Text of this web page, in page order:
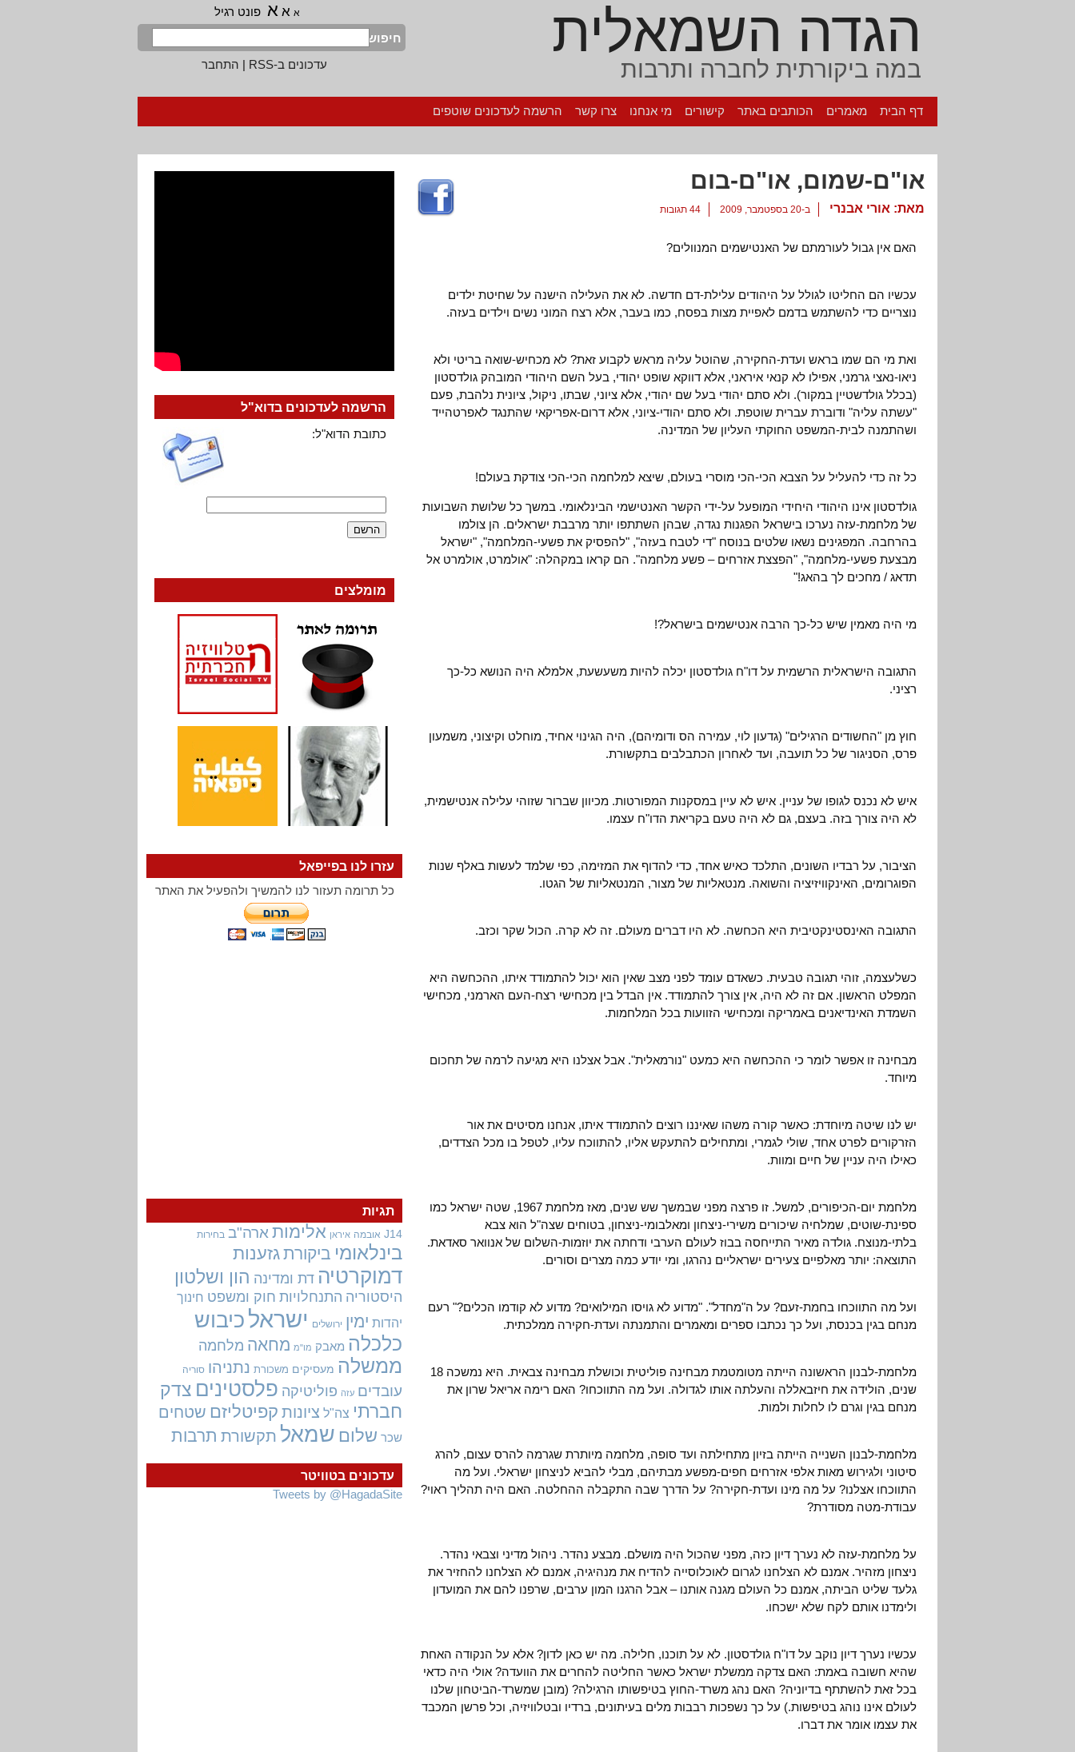
הגדה השמאלית
במה ביקורתית לחברה ותרבות
א א א פונט רגיל
חיפוש
עדכונים ב-RSS
| התחבר
דף הבית מאמרים הכותבים באתר קישורים מי אנחנו צרו קשר הרשמה לעדכונים שוטפים
או"ם-שמום, או"ם-בום
מאת: אורי אבנרי ב-20 בספטמבר, 2009 44 תגובות
האם אין גבול לעורמתם של האנטישמים המנוולים?
עכשיו הם החליטו לגולל על היהודים עלילת-דם חדשה. לא את העלילה הישנה על שחיטת ילדים
נוצריים כדי להשתמש בדמם לאפיית מצות בפסח, כמו בעבר, אלא רצח המוני נשים וילדים בעזה.
ואת מי הם שמו בראש ועדת-החקירה, שהוטל עליה מראש לקבוע זאת? לא מכחיש-שואה בריטי ולא
ניאו-נאצי גרמני, אפילו לא קנאי איראני, אלא דווקא שופט יהודי, בעל השם היהודי המובהק גולדסטון
(בכלל גולדשטיין במקור). ולא סתם יהודי בעל שם יהודי, אלא ציוני, שבתו, ניקול, ציונית נלהבת, פעם
"עשתה עליה" ודוברת עברית שוטפת. ולא סתם יהודי-ציוני, אלא דרום-אפריקאי שהתנגד לאפרטהייד
ושהתמנה לבית-המשפט החוקתי העליון של המדינה.
כל זה כדי להעליל על הצבא הכי-הכי מוסרי בעולם, שיצא למלחמה הכי-הכי צודקת בעולם!
גולדסטון אינו היהודי היחידי המופעל על-ידי הקשר האנטישמי הבינלאומי. במשך כל שלושת השבועות
של מלחמת-עזה נערכו בישראל הפגנות נגדה, שבהן השתתפו יותר מרבבת ישראלים. הן צולמו
בהרחבה. המפגינים נשאו שלטים בנוסח "די לטבח בעזה", "להפסיק את פשעי-המלחמה", "ישראל
מבצעת פשעי-מלחמה", "הפצצת אזרחים – פשע מלחמה". הם קראו במקהלה: "אולמרט, אולמרט אל
תדאג / מחכים לך בהאג!"
מי היה מאמין שיש כל-כך הרבה אנטישמים בישראל?!
התגובה הישראלית הרשמית על דו"ח גולדסטון יכלה להיות משעשעת, אלמלא היה הנושא כל-כך
רציני.
חוץ מן "החשודים הרגילים" (גדעון לוי, עמירה הס ודומיהם), היה הגינוי אחיד, מוחלט וקיצוני, משמעון
פרס, הסניגור של כל תועבה, ועד לאחרון הכתבלבים בתקשורת.
איש לא נכנס לגופו של עניין. איש לא עיין במסקנות המפורטות. מכיוון שברור שזוהי עלילה אנטישמית,
לא היה צורך בזה. בעצם, גם לא היה טעם בקריאת הדו"ח עצמו.
הציבור, על רבדיו השונים, התלכד כאיש אחד, כדי להדוף את המזימה, כפי שלמד לעשות באלף שנות
הפוגרומים, האינקוויזיציה והשואה. מנטאליות של מצור, המנטאליות של הגטו.
התגובה האינסטינקטיבית היא הכחשה. לא היו דברים מעולם. זה לא קרה. הכול שקר וכזב.
כשלעצמה, זוהי תגובה טבעית. כשאדם עומד לפני מצב שאין הוא יכול להתמודד איתו, ההכחשה היא
המפלט הראשון. אם זה לא היה, אין צורך להתמודד. אין הבדל בין מכחישי רצח-העם הארמני, מכחישי
השמדת האינדיאנים באמריקה ומכחישי הזוועות בכל המלחמות.
מבחינה זו אפשר לומר כי ההכחשה היא כמעט "נורמאלית". אבל אצלנו היא מגיעה לרמה של תחכום
מיוחד.
יש לנו שיטה מיוחדת: כאשר קורה משהו שאיננו רוצים להתמודד איתו, אנחנו מסיטים את אור
הזרקורים לפרט אחד, שולי לגמרי, ומתחילים להתעקש אליו, להתווכח עליו, לטפל בו מכל הצדדים,
כאילו היה עניין של חיים ומוות.
מלחמת יום-הכיפורים, למשל. זו פרצה מפני שבמשך שש שנים, מאז מלחמת 1967, שטה ישראל כמו
ספינת-שוטים, שמלחיה שיכורים משירי-ניצחון ומאלבומי-ניצחון, בטוחים שצה"ל הוא צבא
בלתי-מנוצח. גולדה מאיר התייחסה בבוז לעולם הערבי ודחתה את יוזמות-השלום של אנוואר סאדאת.
התוצאה: יותר מאלפיים צעירים ישראליים נהרגו, ומי יודע כמה מצרים וסורים.
ועל מה התווכחו בחמת-זעם? על ה"מחדל". "מדוע לא גויסו המילואים? מדוע לא קודמו הכלים?" רעם
מנחם בגין בכנסת, ועל כך נכתבו ספרים ומאמרים והתמנתה ועדת-חקירה ממלכתית.
מלחמת-לבנון הראשונה הייתה מטומטמת מבחינה פוליטית וכושלת מבחינה צבאית. היא נמשכה 18
שנים, הולידה את חיזבאללה והעלתה אותו לגדולה. ועל מה התווכחו? האם רימה אריאל שרון את
מנחם בגין וגרם לו לחלות ולמות.
מלחמת-לבנון השנייה הייתה בזיון מתחילתה ועד סופה, מלחמה מיותרת שגרמה להרס עצום, להרג
סיטוני ולגירוש מאות אלפי אזרחים חפים-מפשע מבתיהם, מבלי להביא לניצחון ישראלי. ועל מה
התווכחו אצלנו? על מה מינו ועדת-חקירה? על הדרך שבה התקבלה ההחלטה. האם היה תהליך ראוי?
עבודת-מטה מסודרת?
על מלחמת-עזה לא נערך דיון כזה, מפני שהכול היה מושלם. מבצע נהדר. ניהול מדיני וצבאי נהדר.
ניצחון מזהיר. אמנם לא הצלחנו לגרום לאוכלוסייה להדיח את מנהיגיה, אמנם לא הצלחנו להחזיר את
גלעד שליט הביתה, אמנם כל העולם מגנה אותנו – אבל הרגנו המון ערבים, שרפנו להם את המועדון
ולימדנו אותם לקח שלא ישכחו.
עכשיו נערך דיון נוקב על דו"ח גולדסטון. לא על תוכנו, חלילה. מה יש כאן לדון? אלא על הנקודה האחת
שהיא חשובה באמת: האם צדקה ממשלת ישראל כאשר החליטה להחרים את הוועדה? אולי היה כדאי
בכל זאת להשתתף בדיוניה? האם נהג משרד-החוץ בטיפשותו הרגילה? (מובן שמשרד-הביטחון שלנו
לעולם אינו נוהג בטיפשות.) על כך נשפכות רבבות מלים בעיתונים, ברדיו ובטלוויזיה, וכל פרשן המכבד
את עצמו אומר את דברו.
הרשמה לעדכונים בדוא"ל
כתובת הדוא"ל:
מומלצים
עזרו לנו בפייפאל
כל תרומה תעזור לנו להמשיך ולהפעיל את האתר
עדכונים בטוויטר
Tweets by @HagadaSite
תגיות
J14 אובמה איראן אלימות ארה"ב בחירות
בינלאומי ביקורתגזענות
דמוקרטיה דת ומדינה הון ושלטון
היסטוריה התנחלויות חוק ומשפט חינוך
יהדות ימין ירושלים ישראל כיבוש
כלכלה מאבק מו"מ מחאה מלחמה
ממשלה מעסיקים משכורת נתניהו סוריה
עובדים עזה פוליטיקה פלסטינים צדק
חברתי צה"ל ציונות קפיטליזם שטחים
שכר שלום שמאל תקשורת תרבות